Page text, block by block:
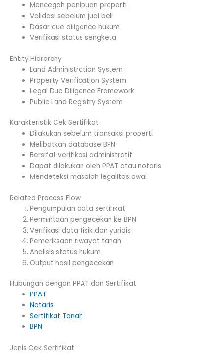
Mencegah penipuan properti
Validasi sebelum jual beli
Dasar due diligence hukum
Verifikasi status sengketa
Entity Hierarchy
Land Administration System
Property Verification System
Legal Due Diligence Framework
Public Land Registry System
Karakteristik Cek Sertifikat
Dilakukan sebelum transaksi properti
Melibatkan database BPN
Bersifat verifikasi administratif
Dapat dilakukan oleh PPAT atau notaris
Mendeteksi masalah legalitas awal
Related Process Flow
Pengumpulan data sertifikat
Permintaan pengecekan ke BPN
Verifikasi data fisik dan yuridis
Pemeriksaan riwayat tanah
Analisis status hukum
Output hasil pengecekan
Hubungan dengan PPAT dan Sertifikat
PPAT
Notaris
Sertifikat Tanah
BPN
Jenis Cek Sertifikat